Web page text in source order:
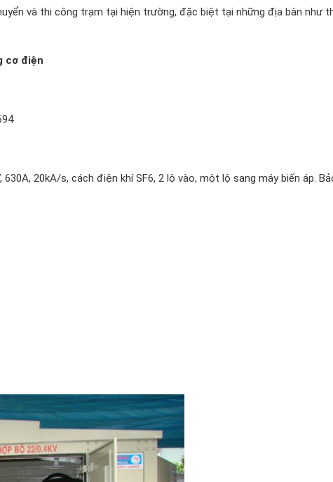
và thi công trạm tại hiện trường, đặc biệt tại những địa bàn như
cơ điện
630A, 20kA/s, cách điện khí SF6, 2 lộ vào, một lộ sang máy biến áp.